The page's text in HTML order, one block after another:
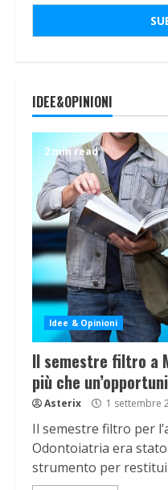
IDEE&OPINIONI
2 min read
Idee & Opinioni
Il semestre filtro a
più che
Asterix 1 settembre
Il semestre filtro per
Odontoiatria era
strumento per